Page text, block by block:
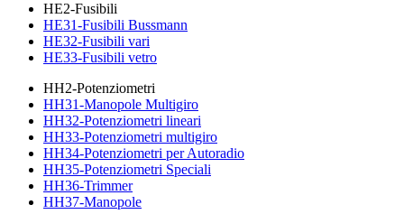
HE2-Fusibili
HE31-Fusibili Bussmann
HE32-Fusibili vari
HE33-Fusibili vetro
HH2-Potenziometri
HH31-Manopole Multigiro
HH32-Potenziometri lineari
HH33-Potenziometri multigiro
HH34-Potenziometri per Autoradio
HH35-Potenziometri Speciali
HH36-Trimmer
HH37-Manopole